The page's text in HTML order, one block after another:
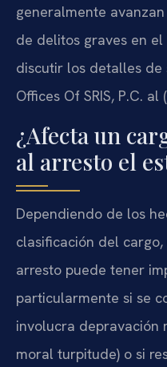
generalmente
de delitos graves en el
discutir los detalles de
Offices Of SRIS, P.C. al
¿Afecta un
al arresto el
Dependiendo de los
clasificación del
arresto puede tener
particularmente si se
involucra depravación
moral turpitude) o si